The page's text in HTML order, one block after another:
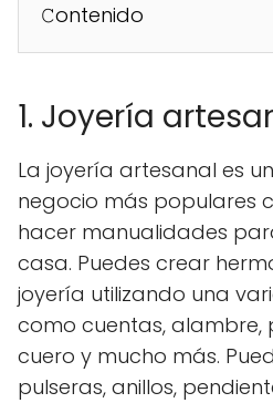
𝙲ontenido
1. Joyería
La joyería artesanal es
negocio más populares
hacer manualidades
casa. Puedes crear
joyería utilizando una
como cuentas, alambre,
cuero y mucho más.
pulseras, anillos,